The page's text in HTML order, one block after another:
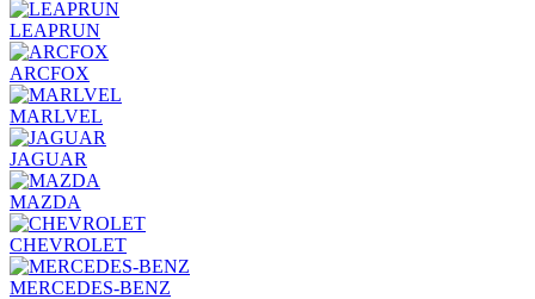
LEAPRUN
ARCFOX
MARLVEL
JAGUAR
MAZDA
CHEVROLET
MERCEDES-BENZ